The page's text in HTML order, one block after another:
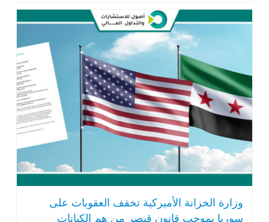
وزارة الخزانة الأميركية تخفف العقوبات على
سوريا بموجب قانون قيصر من هم الكيانات